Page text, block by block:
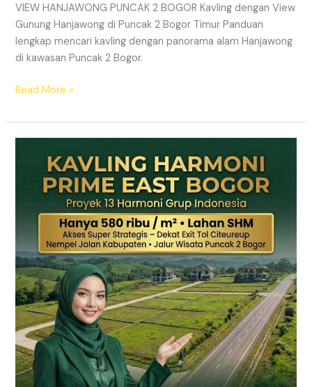
VIEW HANJAWONG PUNCAK 2 BOGOR Kavling dengan View
Gunung Hanjawong di Puncak 2 Bogor Timur Panduan
lengkap mencari kavling dengan panorama alam Hanjawong
di kawasan Puncak 2 Bogor.
Read More »
Puncak
Jalur
Wisata